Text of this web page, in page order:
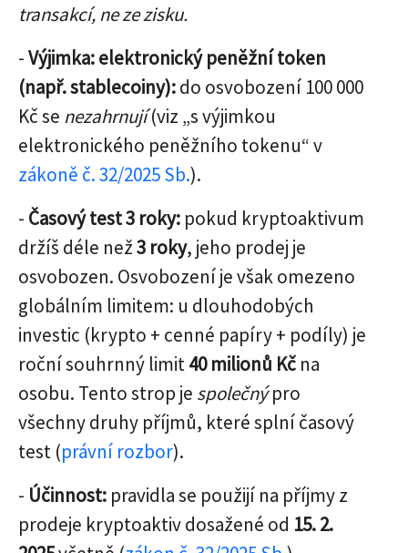
transakcí, ne ze zisku.
-Výjimka: elektronický peněžní token
(např. stablecoiny):do osvobození 100 000
Kč se nezahrnují(viz „s výjimkou
elektronického peněžního tokenu“ v
zákoně č. 32/2025 Sb.).
- Časový test 3 roky: pokud kryptoaktivum
držíš déle než3 roky, jeho prodej je
osvobozen. Osvobození je však omezeno
globálním limitem: u dlouhodobých
investic (krypto + cenné papíry + podíly) je
roční souhrnný limit40 milionů Kč na
osobu. Tento strop je společnýpro
všechny druhy příjmů, které splní časový
test (právní rozbor).
- Účinnost: pravidla se použijí na příjmy z
prodeje kryptoaktiv dosažené od 15. 2.